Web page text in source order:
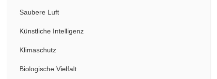
Saubere Luft
Künstliche Intelligenz
Klimaschutz
Biologische Vielfalt